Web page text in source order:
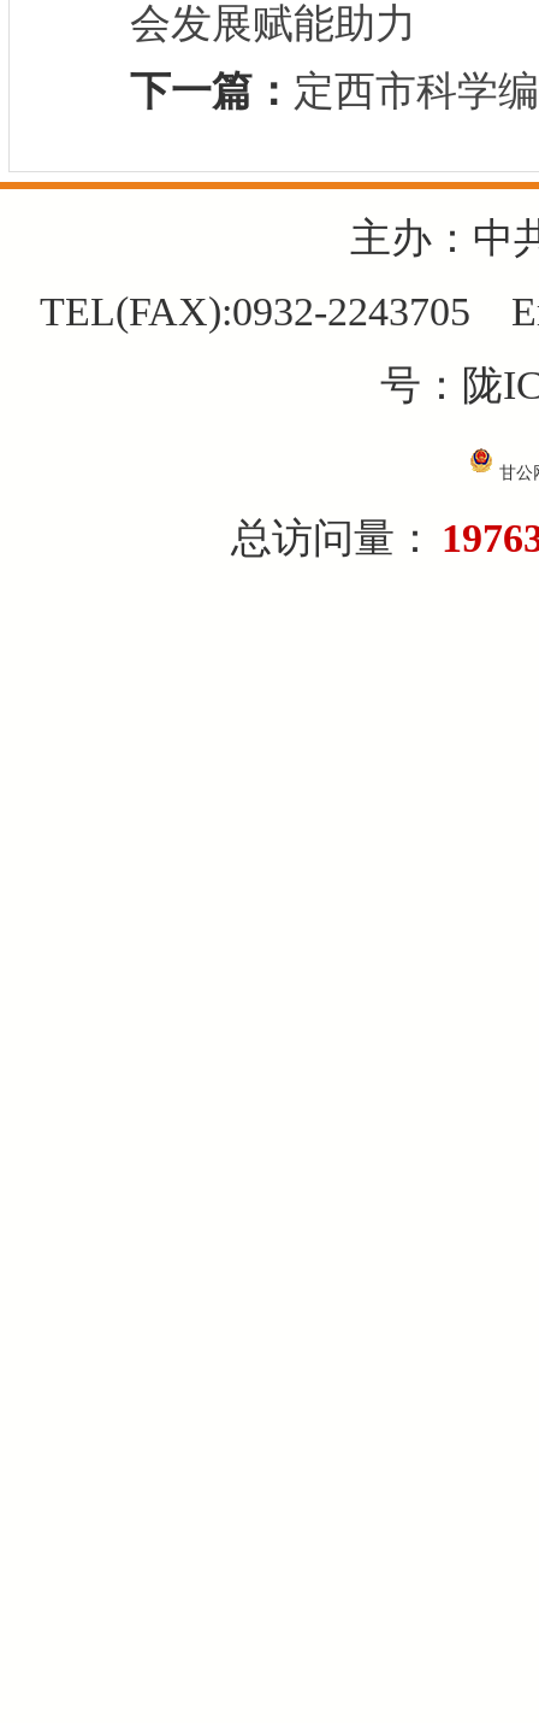
会发展赋能助力
下一篇： 定西市科学
主办：中
TEL(FAX):0932-2243705
号：陇
甘公
总访问量：